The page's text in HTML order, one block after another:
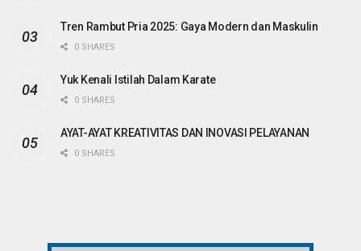
Tren Rambut Pria 2025: Gaya Modern dan Maskulin
0 SHARES
Yuk Kenali Istilah Dalam Karate
0 SHARES
AYAT-AYAT KREATIVITAS DAN INOVASI PELAYANAN
0 SHARES